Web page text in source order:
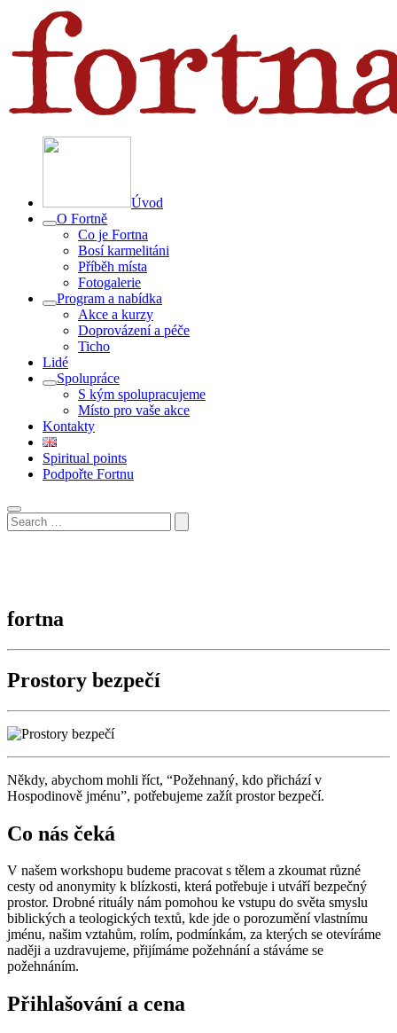
Úvod
O Fortně
Co je Fortna
Bosí karmelitáni
Příběh místa
Fotogalerie
Program a nabídka
Akce a kurzy
Doprovázení a péče
Ticho
Lidé
Spolupráce
S kým spolupracujeme
Místo pro vaše akce
Kontakty
Spiritual points
Podpořte Fortnu
fortna
Prostory bezpečí
Někdy, abychom mohli říct, “Požehnaný, kdo přichází v
Hospodinově jménu”, potřebujeme zažít prostor bezpečí.
Co nás čeká
V našem workshopu budeme pracovat s tělem a zkoumat různé
cesty od anonymity k blízkosti, která potřebuje i utváří bezpečný
prostor. Drobné rituály nám pomohou ke vstupu do světa smyslu
biblických a teologických textů, kde jde o porozumění vlastnímu
jménu, našim vztahům, rolím, podmínkám, za kterých se otevíráme
naději a uzdravujeme, přijímáme požehnání a stáváme se
požehnáním.
Přihlašování a cena